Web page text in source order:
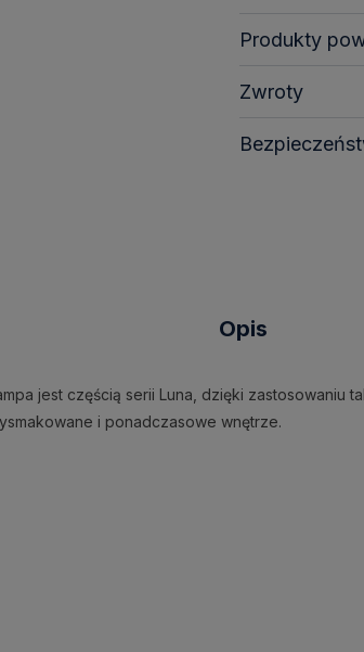
Produkty
Zwroty
Opis
jest częścią serii Luna, dzięki zastosowaniu
i ponadczasowe wnętrze.